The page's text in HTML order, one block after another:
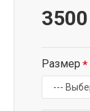
Размер